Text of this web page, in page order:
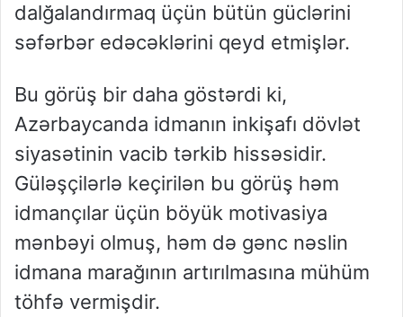
dalğalandırmaq üçün bütün güclərini
səfərbər edəcəklərini qeyd etmişlər.
Bu görüş bir daha göstərdi ki,
Azərbaycanda idmanın inkişafı dövlət
siyasətinin vacib tərkib hissəsidir.
Güləşçilərlə keçirilən bu görüş həm
idmançılar üçün böyük motivasiya
mənbəyi olmuş, həm də gənc nəslin
idmana marağının artırılmasına mühüm
töhfə vermişdir.